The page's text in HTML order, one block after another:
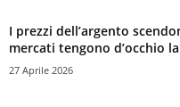
I prezzi dell’argento
mercati tengono d’occhio
27 Aprile 2026